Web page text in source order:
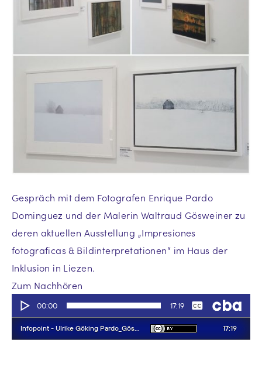
Gespräch mit dem Fotografen Enrique Pardo
Dominguez und der Malerin Waltraud Gösweiner zu
deren aktuellen Ausstellung „Impresiones
fotograficas & Bildinterpretationen“ im Haus der
Inklusion in Liezen.
Zum Nachhören